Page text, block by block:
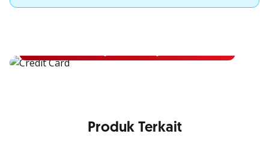
Apply Kartu Kredit OCBC NISP
Produk Terkait